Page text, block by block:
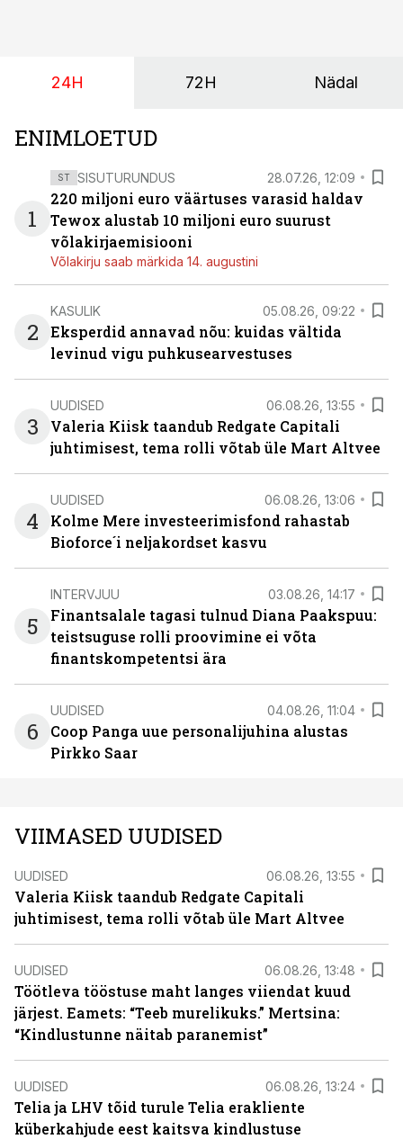
24H 72H Nädal
ENIMLOETUD
1
ST SISUTURUNDUS 28.07.26, 12:09
220 miljoni euro väärtuses varasid haldav
Tewox alustab 10 miljoni euro suurust
võlakirjaemisiooni
Võlakirju saab märkida 14. augustini
2
KASULIK 05.08.26, 09:22
Eksperdid annavad nõu: kuidas vältida
levinud vigu puhkusearvestuses
3
UUDISED 06.08.26, 13:55
Valeria Kiisk taandub Redgate Capitali
juhtimisest, tema rolli võtab üle Mart Altvee
4
UUDISED 06.08.26, 13:06
Kolme Mere investeerimisfond rahastab
Bioforce´i neljakordset kasvu
5
INTERVJUU 03.08.26, 14:17
Finantsalale tagasi tulnud Diana Paakspuu:
teistsuguse rolli proovimine ei võta
finantskompetentsi ära
6
UUDISED 04.08.26, 11:04
Coop Panga uue personalijuhina alustas
Pirkko Saar
VIIMASED UUDISED
UUDISED 06.08.26, 13:55
Valeria Kiisk taandub Redgate Capitali
juhtimisest, tema rolli võtab üle Mart Altvee
UUDISED 06.08.26, 13:48
Töötleva tööstuse maht langes viiendat kuud
järjest. Eamets: “Teeb murelikuks.” Mertsina:
“Kindlustunne näitab paranemist”
UUDISED 06.08.26, 13:24
Telia ja LHV tõid turule Telia erakliente
küberkahjude eest kaitsva kindlustuse